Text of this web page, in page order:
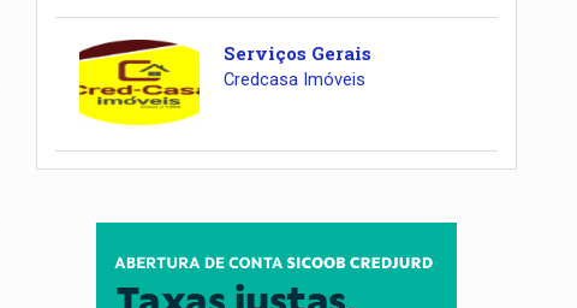
Serviços Gerais
Credcasa Imóveis